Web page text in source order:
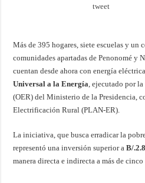
tweet
Más de 395 hogares, siete escuelas y un
comunidades apartadas de Penonomé y
cuentan desde ahora con energía
Universal a la Energía, ejecutado por
(OER) del Ministerio de la Presidencia,
Electrificación Rural (PLAN-ER).
La iniciativa, que busca erradicar la
representó una inversión superior aB/
manera directa e indirecta a más de